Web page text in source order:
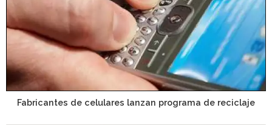
Fabricantes de celulares lanzan programa de reciclaje